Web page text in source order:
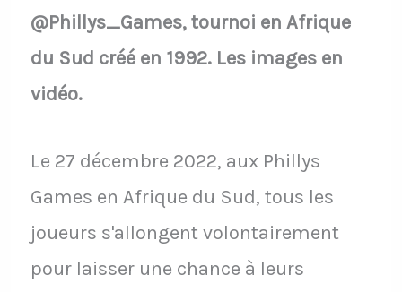
@Phillys_Games, tournoi en Afrique
du Sud créé en 1992. Les images en
vidéo.
Le 27 décembre 2022, aux Phillys
Games en Afrique du Sud, tous les
joueurs s'allongent volontairement
pour laisser une chance à leurs